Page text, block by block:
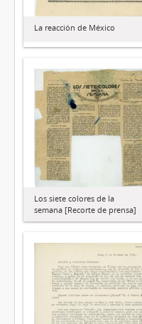
La reacción de México
Los siete colores de la
semana [Recorte de prensa]